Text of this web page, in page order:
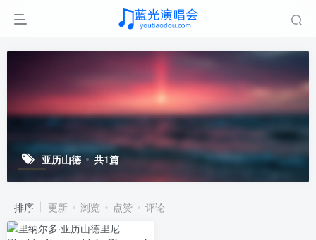
亚历山德 共1篇
排序 更新 浏览 点赞 评论